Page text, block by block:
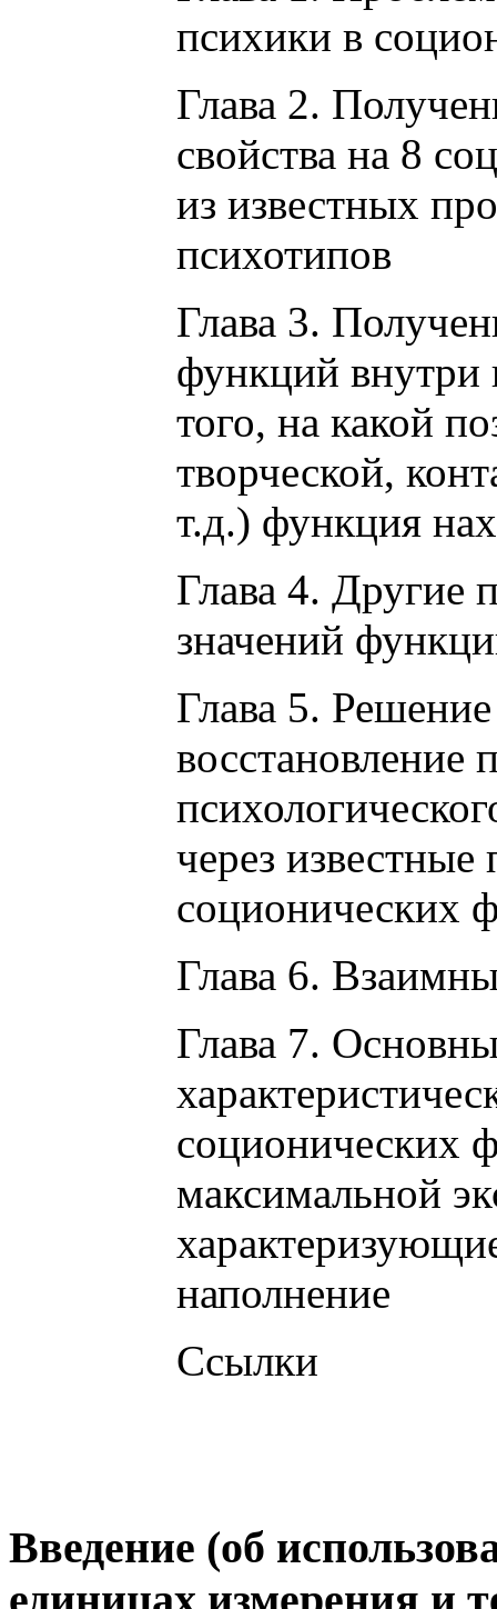
психики в
Глава 2.
свойства на 8
из известных
психотипов
Глава 3.
функций внутри
того, на какой
творческой,
т.д.) функция
Глава 4. Другие
значений
Глава 5.
восстановление
через известные
соционических
Глава 6.
Глава 7.
соционических
максимальной
наполнение
Ссылки
Введение (об